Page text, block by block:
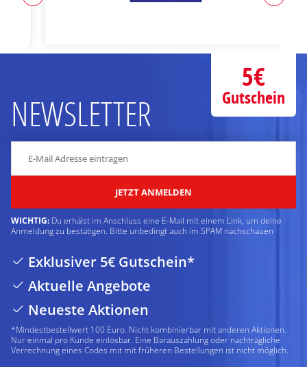
NEWSLETTER
JETZT ANMELDEN
WICHTIG: Du erhälst im Anschluss eine E-Mail mit einem Link, um deine
Anmeldung zu bestätigen. Bitte unbedingt auch im SPAM nachschauen
Exklusiver 5€ Gutschein*
Aktuelle Angebote
Neueste Aktionen
*Mindestbestellwert 100 Euro. Nicht kombinierbar mit anderen Aktionen.
Nur einmal pro Kunde einlösbar. Eine Barauszahlung oder nachträgliche
Verrechnung eines Codes mit mit früheren Bestellungen ist nicht möglich.
5€
Gutschein